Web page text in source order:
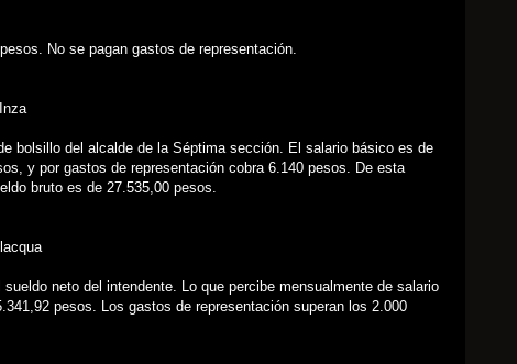
No se pagan gastos de representación.
bolsillo del alcalde de la Séptima sección. El salario básico es de
y por gastos de representación cobra 6.140 pesos. De esta
bruto es de 27.535,00 pesos.
sueldo neto del intendente. Lo que percibe mensualmente de salario
pesos. Los gastos de representación superan los 2.000